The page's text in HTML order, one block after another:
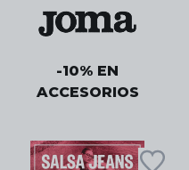
-10% EN
ACCESORIOS